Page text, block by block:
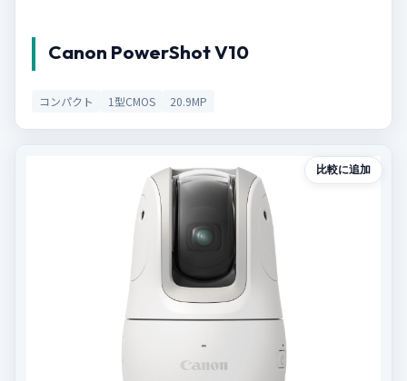
Canon PowerShot V10
コンパクト 1型CMOS 20.9MP
比較に追加